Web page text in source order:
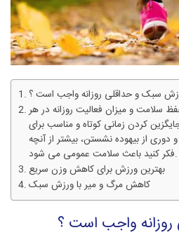
سبک و حداقلی روزانه واجب است ؟
سلامت و میزان فعالیت روزانه در هر
کردن زمانی کوتاه و مناسب برای
از بیهوده نشستن، بیشتر از آنچه
فکر کنید باعث سلامت عمومی می شود.
بهترین ورزش برای کاهش وزن سریع
کاهش مرگ و میر با ورزش سبک
واجب است ؟